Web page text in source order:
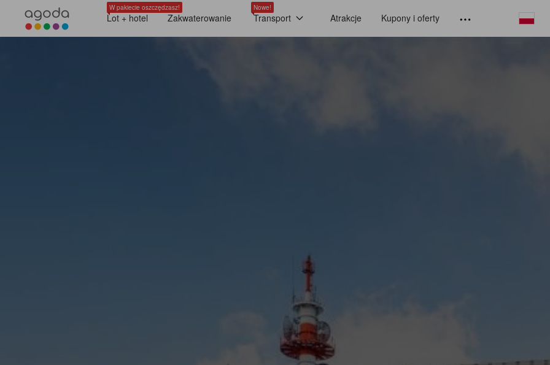
W pakiecie oszczędzasz!
Lot + hotel Zakwaterowanie
Nowe!
Transport Atrakcje Kupony i oferty